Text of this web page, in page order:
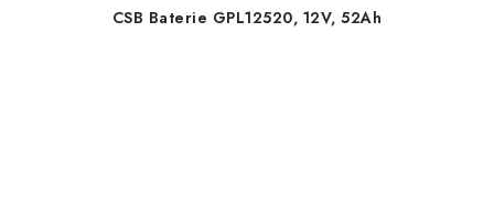
CSB Baterie GPL12520, 12V, 52Ah